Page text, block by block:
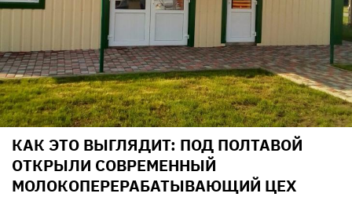
КАК ЭТО ВЫГЛЯДИТ: ПОД ПОЛТАВОЙ
ОТКРЫЛИ СОВРЕМЕННЫЙ
МОЛОКОПЕРЕРАБАТЫВАЮЩИЙ ЦЕХ